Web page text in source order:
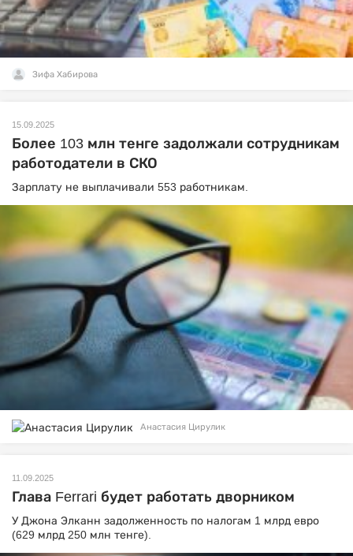
Зифа Хабирова
15.09.2025
Более 103 млн тенге задолжали сотрудникам
работодатели в СКО
Зарплату не выплачивали 553 работникам.
Анастасия Цирулик
11.09.2025
Глава Ferrari будет работать дворником
У Джона Элканн задолженность по налогам 1 млрд евро
(629 млрд 250 млн тенге).